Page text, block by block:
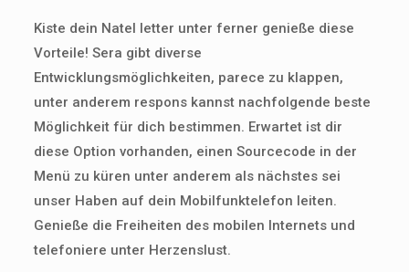
Kiste dein Natel letter unter ferner genieße diese
Vorteile! Sera gibt diverse
Entwicklungsmöglichkeiten, parece zu klappen,
unter anderem respons kannst nachfolgende beste
Möglichkeit für dich bestimmen. Erwartet ist dir
diese Option vorhanden, einen Sourcecode in der
Menü zu küren unter anderem als nächstes sei
unser Haben auf dein Mobilfunktelefon leiten.
Genieße die Freiheiten des mobilen Internets und
telefoniere unter Herzenslust.